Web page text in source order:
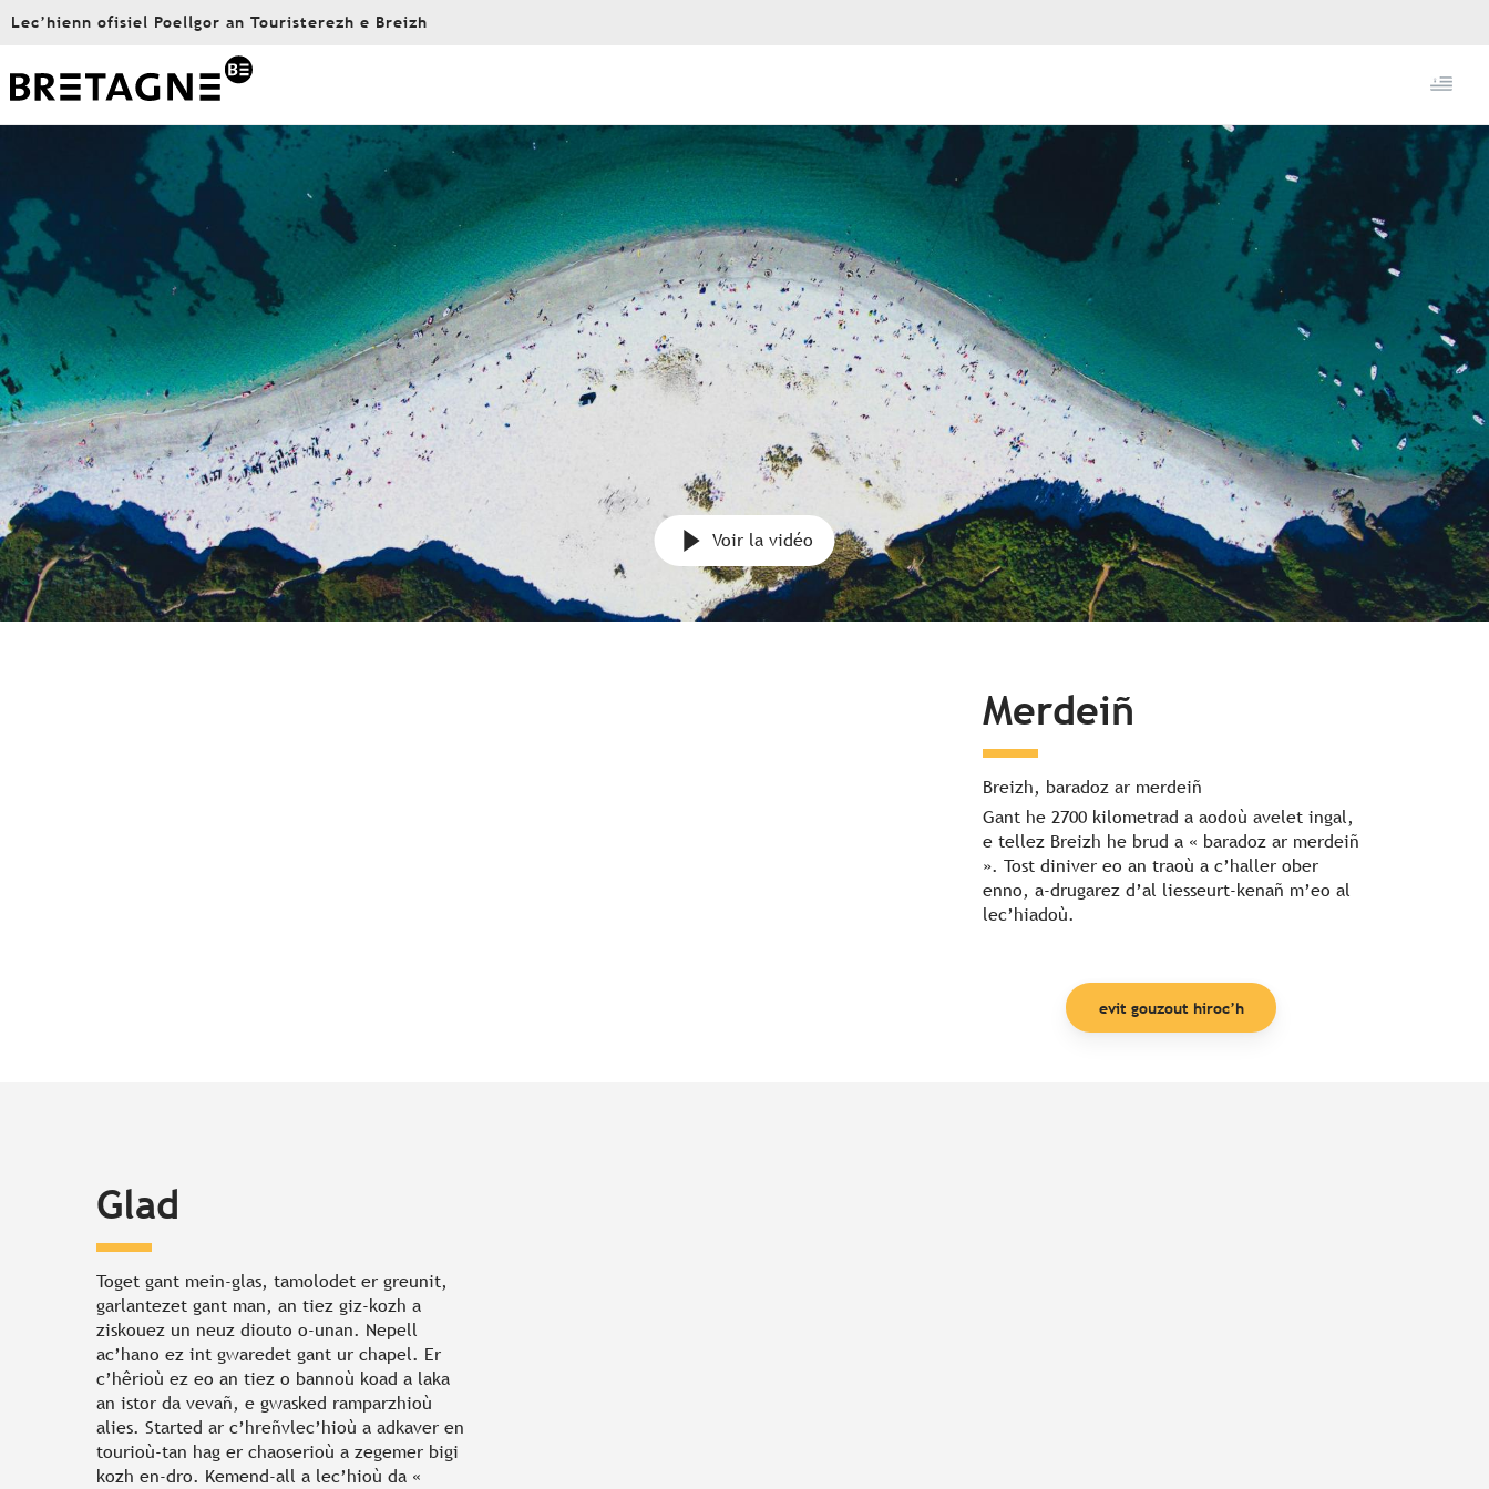
Aller
principal
Lec’hienn ofisiel Poellgor an Touristerezh e Breizh
Voir la vidéo
Merdeiñ
Breizh, baradoz ar merdeiñ
Gant he 2700 kilometrad a aodoù avelet ingal,
e tellez Breizh he brud a « baradoz ar merdeiñ
». Tost diniver eo an traoù a c’haller ober
enno, a-drugarez d’al liesseurt-kenañ m’eo al
lec’hiadoù.
evit gouzout hiroc’h
Glad
Toget gant mein-glas, tamolodet er greunit,
garlantezet gant man, an tiez giz-kozh a
ziskouez un neuz diouto o-unan. Nepell
ac’hano ez int gwaredet gant ur chapel. Er
c’hêrioù ez eo an tiez o bannoù koad a laka
an istor da vevañ, e gwasked ramparzhioù
alies. Started ar c’hreñvlec’hioù a adkaver en
tourioù-tan hag er chaoserioù a zegemer bigi
kozh en-dro. Kemend-all a lec’hioù da «